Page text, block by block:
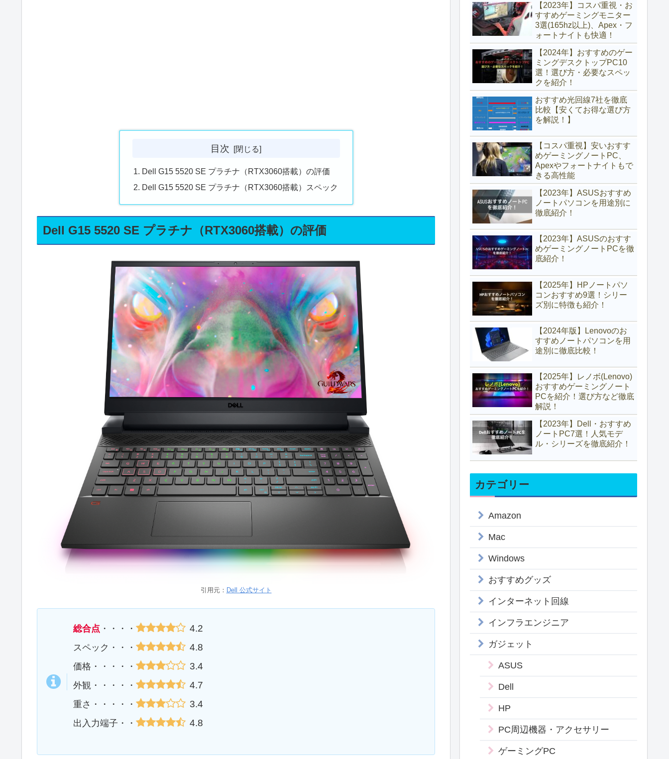
目次
Dell G15 5520 SE プラチナ（RTX3060搭載）の評価
Dell G15 5520 SE プラチナ（RTX3060搭載）スペック
Dell G15 5520 SE プラチナ（RTX3060搭載）の評価
引用元： Dell 公式サイト
総合点 ・・・・ 4.2
スペック・・・ 4.8
価格・・・・・ 3.4
外観・・・・・ 4.7
重さ・・・・・ 3.4
出入力端子・・ 4.8
【2023年】コスパ重視・お
すすめゲーミングモニター
3選(165hz以上)、Apex・フ
ォートナイトも快適！
【2024年】おすすめのゲー
ミングデスクトップPC10
選！選び方・必要なスペッ
クを紹介！
おすすめ光回線7社を徹底
比較【安くてお得な選び方
を解説！】
【コスパ重視】安いおすす
めゲーミングノートPC、
Apexやフォートナイトもで
きる高性能
【2023年】ASUSおすすめ
ノートパソコンを用途別に
徹底紹介！
【2023年】ASUSのおすす
めゲーミングノートPCを徹
底紹介！
【2025年】HPノートパソ
コンおすすめ9選！シリー
ズ別に特徴も紹介！
【2024年版】Lenovoのお
すすめノートパソコンを用
途別に徹底比較！
【2025年】レノボ(Lenovo)
おすすめゲーミングノート
PCを紹介！選び方など徹底
解説！
【2023年】Dell・おすすめ
ノートPC7選！人気モデ
ル・シリーズを徹底紹介！
カテゴリー
Amazon
Mac
Windows
おすすめグッズ
インターネット回線
インフラエンジニア
ガジェット
ASUS
Dell
HP
PC周辺機器・アクセサリー
ゲーミングPC